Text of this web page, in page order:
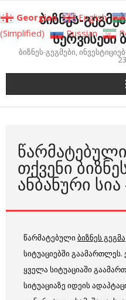
to
content
ბიზნეს-
სერვისები
ბიზნეს-გეგმები,
ᲗᲥᲕᲔᲜᲘ
ᲐᲜᲑᲐᲜᲣᲠᲘ
წარმატებული ბიზნეს გეგმა
სიტუაციებში გაამართლეს.
ყველა სიტუაციაში
სიტუაციაზე იდეის
Georgian English
(Simplified)
Russian